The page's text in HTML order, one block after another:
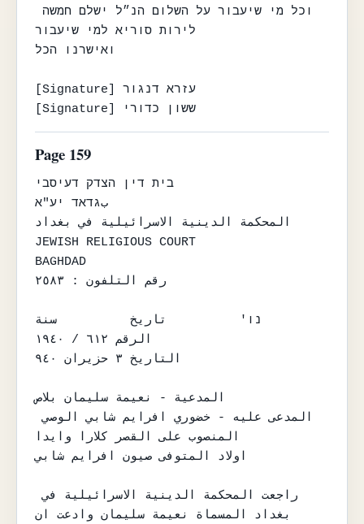
לירות סוריא למי שיעבור
ואישרנו הכל
[Signature] עזרא דנגור
[Signature] ששון כדורי
Page 159
בית דין הצדק דעיסבי
بגדאד יע"א
المحكمة الدينية الاسرائيلية في بغداد
JEWISH RELIGIOUS COURT
BAGHDAD
رقم التلفون : ٢٥٨٣
נו'          تاريخ          سنة
الرقم ٦١٢ / ١٩٤٠
التاريخ ٣ حزيران ٩٤٠
المدعية - نعيمة سليمان بلاص
المدعى عليه - خضوري افرايم شابي الوصي
المنصوب على القصر كلارا وايدا
اولاد المتوفى صيون افرايم شابي
راجعت المحكمة الدينية الاسرائيلية في
بغداد المسماة نعيمة سليمان وادعت ان